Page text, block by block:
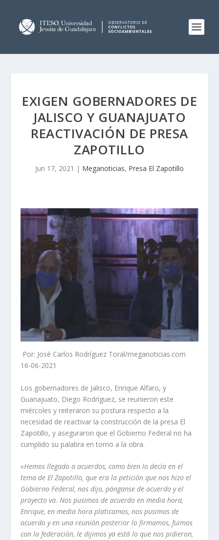
EXIGEN GOBERNADORES DE
JALISCO Y GUANAJUATO
REACTIVACIÓN DE PRESA
ZAPOTILLO
Jun 17, 2021 | Meganoticias, Presa El Zapotillo
Por: José Carlos Rodríguez Toral/meganoticias.com
16-06-2021
Los gobernadores de Jalisco, Enrique Alfaro, y
Guanajuato, Diego Rodríguez, se reunieron este
miércoles y reiteraron su postura respecto a la
necesidad de reactivar la construcción de la presa El
Zapotillo, y aseguraron que el Gobierno Federal no ha
cumplido su palabra en torno a la obra.
«Hemos llegado a acuerdos, como bien lo decía en el
tema de El Zapotillo, que era la petición que nos hizo el
Gobierno Federal, nos dijo, pónganse de acuerdo y el
proyecto va. Nos pusimos de acuerdo en media hora,
Enrique, en media hora platicamos, nos pusimos de
acuerdo y en una reunión posterior lo firmamos, fuimos
con la federación, le dijimos ya está lo que nos pidieron,